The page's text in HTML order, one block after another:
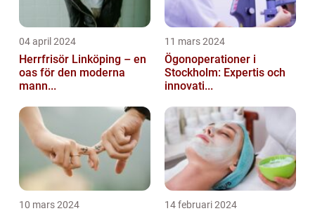
04 april 2024
Herrfrisör Linköping – en
oas för den moderna
mann...
11 mars 2024
Ögonoperationer i
Stockholm: Expertis och
innovati...
10 mars 2024 14 februari 2024